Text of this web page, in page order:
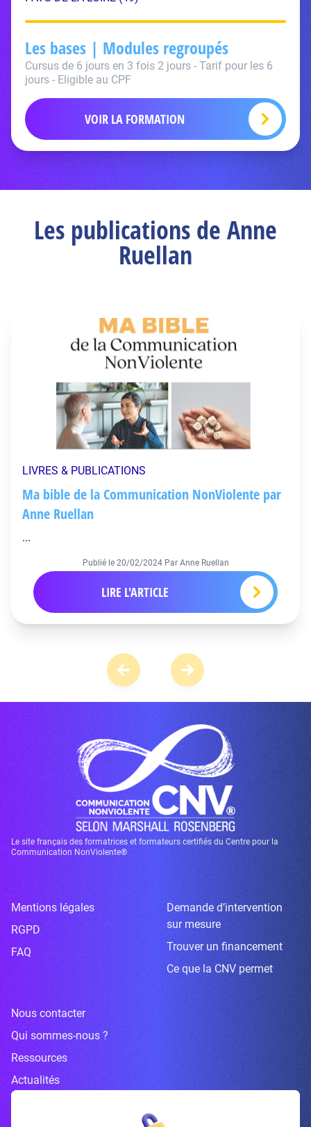
Les bases | Modules regroupés
Cursus de 6 jours en 3 fois 2 jours - Tarif pour les 6
jours - Eligible au CPF
VOIR LA FORMATION
Les publications de Anne
Ruellan
LIVRES & PUBLICATIONS
Ma bible de la Communication NonViolente par
Anne Ruellan
...
Publié le 20/02/2024 Par Anne Ruellan
LIRE L'ARTICLE
Le site français des formatrices et formateurs certifiés du Centre pour la
Communication NonViolente®
Mentions légales
RGPD
FAQ
Demande d’intervention
sur mesure
Trouver un financement
Ce que la CNV permet
Nous contacter
Qui sommes-nous ?
Ressources
Actualités